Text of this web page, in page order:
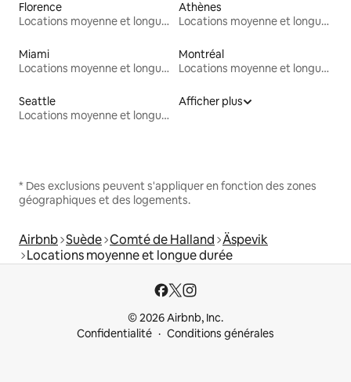
Florence
Locations moyenne et longue durée
Athènes
Locations moyenne et longue durée
Miami
Locations moyenne et longue durée
Montréal
Locations moyenne et longue durée
Seattle
Locations moyenne et longue durée
Afficher plus
* Des exclusions peuvent s'appliquer en fonction des zones
géographiques et des logements.
Airbnb Suède Comté de Halland Äspevik
Locations moyenne et longue durée
© 2026 Airbnb, Inc.
Confidentialité
Conditions générales